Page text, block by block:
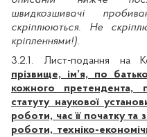
швидкозшивачі
скріплюються. Не
кріпленнями!).
3.2.1. Лист-подання на
прізвище, ім’я, по
кожного претендента,
статуту наукової
роботи, час її початку та
роботи, техніко-